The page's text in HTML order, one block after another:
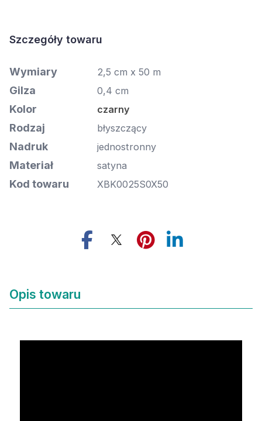
Szczegóły towaru
Wymiary 2,5 cm x 50 m
Gilza 0,4 cm
Kolor czarny
Rodzaj błyszczący
Nadruk jednostronny
Materiał satyna
Kod towaru XBK0025S0X50
Opis towaru